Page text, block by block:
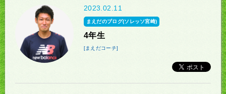
2023.02.11
まえだのブログ(ソレッソ宮崎)
4年生
[まえだコーチ]